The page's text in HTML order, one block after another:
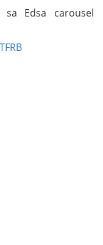
Edsa carousel